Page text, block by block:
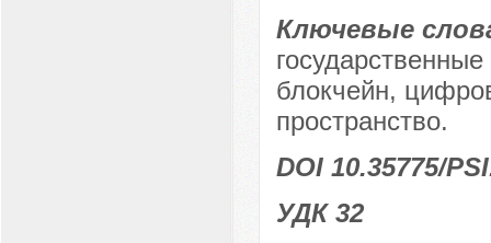
Ключевые
блокчейн,
пространство.
DOI 10.35775/
УДК 32